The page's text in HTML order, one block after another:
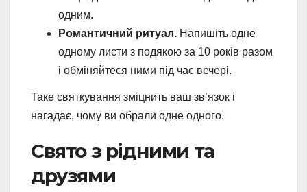
одним.
Романтичний ритуал. Напишіть одне
одному листи з подякою за 10 років разом
і обміняйтеся ними під час вечері.
Таке святкування зміцнить ваш зв’язок і
нагадає, чому ви обрали одне одного.
Свято з рідними та
друзями